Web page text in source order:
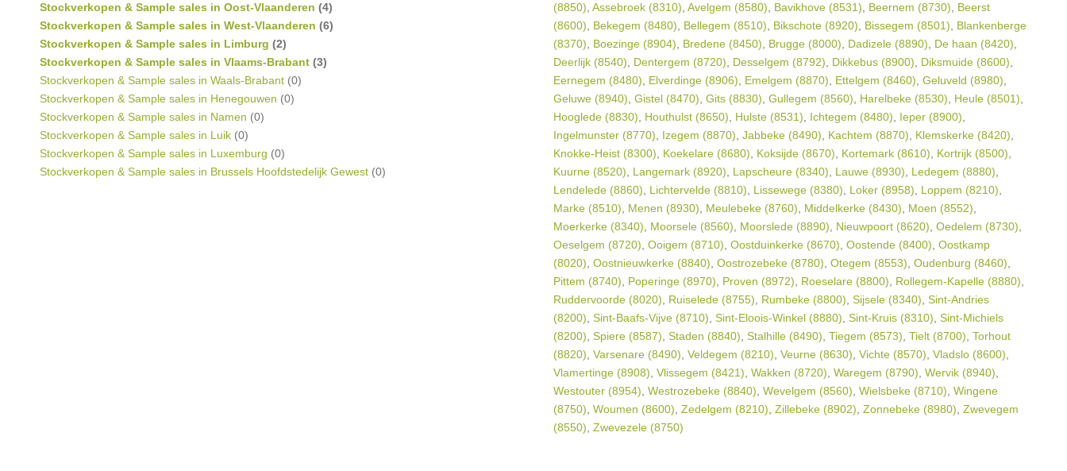
Stockverkopen & Sample sales in Oost-Vlaanderen (4)
Stockverkopen & Sample sales in West-Vlaanderen (6)
Stockverkopen & Sample sales in Limburg (2)
Stockverkopen & Sample sales in Vlaams-Brabant (3)
Stockverkopen & Sample sales in Waals-Brabant (0)
Stockverkopen & Sample sales in Henegouwen (0)
Stockverkopen & Sample sales in Namen (0)
Stockverkopen & Sample sales in Luik (0)
Stockverkopen & Sample sales in Luxemburg (0)
Stockverkopen & Sample sales in Brussels Hoofdstedelijk Gewest (0)
(8850) Assebroek (8310) Avelgem (8580) Bavikhove (8531) Beernem (8730)
Beerst
(8600)
Bekegem (8480) Bellegem (8510) Bikschote (8920) Bissegem (8501)
Blankenberge
(8370)
Boezinge (8904) Bredene (8450) Brugge (8000) Dadizele (8890) De haan (8420)
Deerlijk (8540)
Dentergem (8720) Desselgem (8792) Dikkebus (8900) Diksmuide (8600)
Eernegem (8480)
Elverdinge (8906) Emelgem (8870) Ettelgem (8460) Geluveld (8980)
Geluwe (8940) Gistel (8470) Gits (8830) Gullegem (8560) Harelbeke (8530) Heule (8501)
Hooglede (8830)
Houthulst (8650) Hulste (8531) Ichtegem (8480) Ieper (8900)
Ingelmunster (8770)
Izegem (8870) Jabbeke (8490) Kachtem (8870) Klemskerke (8420)
Knokke-Heist (8300)
Koekelare (8680) Koksijde (8670) Kortemark (8610) Kortrijk (8500)
Kuurne (8520)
Langemark (8920) Lapscheure (8340) Lauwe (8930) Ledegem (8880)
Lendelede (8860)
Lichtervelde (8810) Lissewege (8380) Loker (8958) Loppem (8210)
Marke (8510)
Menen (8930) Meulebeke (8760) Middelkerke (8430) Moen (8552)
Moerkerke (8340)
Moorsele (8560) Moorslede (8890) Nieuwpoort (8620) Oedelem (8730)
Oeselgem (8720) Ooigem (8710) Oostduinkerke (8670) Oostende (8400) Oostkamp
(8020) Oostnieuwkerke (8840) Oostrozebeke (8780) Otegem (8553) Oudenburg (8460)
Pittem (8740)
Poperinge (8970) Proven (8972) Roeselare (8800) Rollegem-Kapelle (8880)
Ruddervoorde (8020)
Ruiselede (8755) Rumbeke (8800) Sijsele (8340) Sint-Andries
(8200) Sint-Baafs-Vijve (8710) Sint-Eloois-Winkel (8880) Sint-Kruis (8310) Sint-Michiels
(8200) Spiere (8587) Staden (8840) Stalhille (8490) Tiegem (8573) Tielt (8700) Torhout
(8820) Varsenare (8490) Veldegem (8210) Veurne (8630) Vichte (8570) Vladslo (8600)
Vlamertinge (8908) Vlissegem (8421) Wakken (8720) Waregem (8790) Wervik (8940)
Westouter (8954) Westrozebeke (8840) Wevelgem (8560) Wielsbeke (8710) Wingene
(8750) Woumen (8600) Zedelgem (8210) Zillebeke (8902) Zonnebeke (8980) Zwevegem
(8550) Zwevezele (8750)